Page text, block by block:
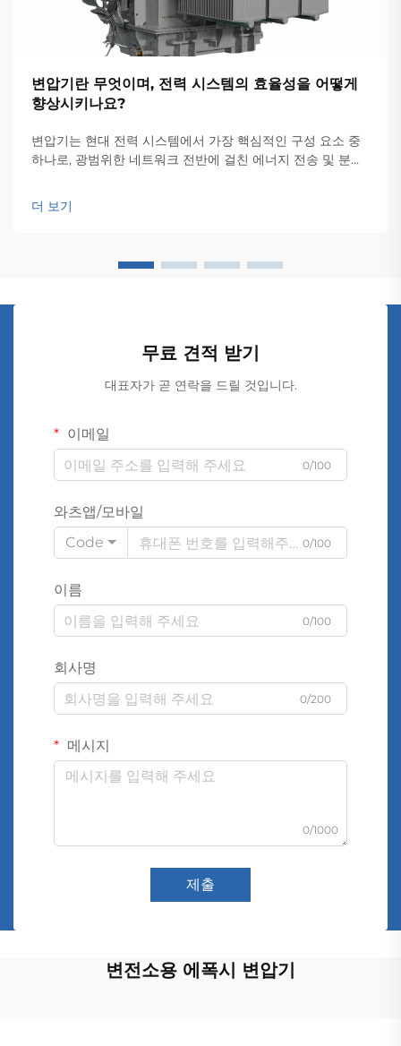
변압기란 무엇이며, 전력 시스템의 효율성을 어떻게
향상시키나요?
변압기는 현대 전력 시스템에서 가장 핵심적인 구성 요소 중
하나로, 광범위한 네트워크 전반에 걸친 에너지 전송 및 분배
전압 레벨 간의 원활한 변환을 가능하게 하여...
더 보기
무료 견적 받기
대표자가 곧 연락을 드릴 것입니다.
이메일
0/100
와츠앱/모바일
Code
0/100
이름
0/100
회사명
0/200
메시지
0/1000
제출
변전소용 에폭시 변압기